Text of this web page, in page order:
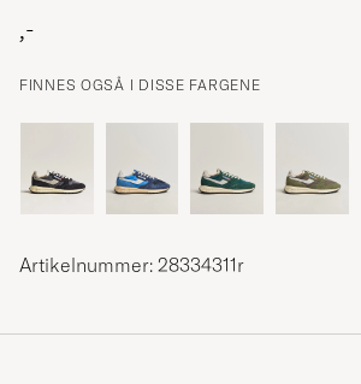
,-
FINNES OGSÅ I DISSE FARGENE
Artikelnummer: 28334311r